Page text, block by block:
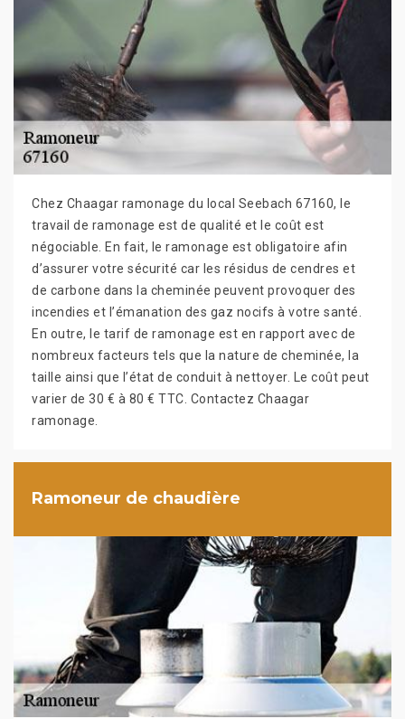
Chez Chaagar ramonage du local Seebach 67160, le
travail de ramonage est de qualité et le coût est
négociable. En fait, le ramonage est obligatoire afin
d’assurer votre sécurité car les résidus de cendres et
de carbone dans la cheminée peuvent provoquer des
incendies et l’émanation des gaz nocifs à votre santé.
En outre, le tarif de ramonage est en rapport avec de
nombreux facteurs tels que la nature de cheminée, la
taille ainsi que l’état de conduit à nettoyer. Le coût peut
varier de 30 € à 80 € TTC. Contactez Chaagar
ramonage.
Ramoneur de chaudière